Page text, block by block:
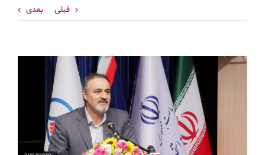
قبلی بعدی
View